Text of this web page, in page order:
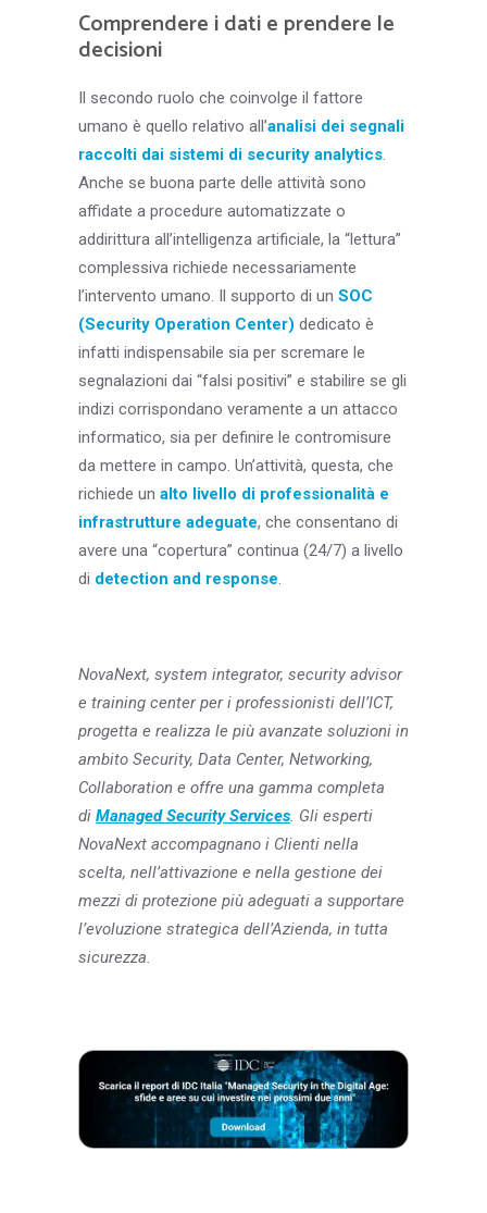
Comprendere i dati e prendere le
decisioni
Il secondo ruolo che coinvolge il fattore
umano è quello relativo all’analisi dei segnali
raccolti dai sistemi di security analytics.
Anche se buona parte delle attività sono
affidate a procedure automatizzate o
addirittura all’intelligenza artificiale, la “lettura”
complessiva richiede necessariamente
l’intervento umano. Il supporto di un SOC
(Security Operation Center) dedicato è
infatti indispensabile sia per scremare le
segnalazioni dai “falsi positivi” e stabilire se gli
indizi corrispondano veramente a un attacco
informatico, sia per definire le contromisure
da mettere in campo. Un’attività, questa, che
richiede un alto livello di professionalità e
infrastrutture adeguate, che consentano di
avere una “copertura” continua (24/7) a livello
di detection and response.
NovaNext, system integrator, security advisor
e training center per i professionisti dell’ICT,
progetta e realizza le più avanzate soluzioni in
ambito Security, Data Center, Networking,
Collaboration e offre una gamma completa
di Managed Security Services. Gli esperti
NovaNext accompagnano i Clienti nella
scelta, nell’attivazione e nella gestione dei
mezzi di protezione più adeguati a supportare
l’evoluzione strategica dell’Azienda, in tutta
sicurezza.